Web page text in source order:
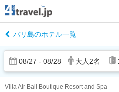
バリ島のホテル一覧
08/27 - 08/28 大人 2名 1
Villa Air Bali Boutique Resort and Spa